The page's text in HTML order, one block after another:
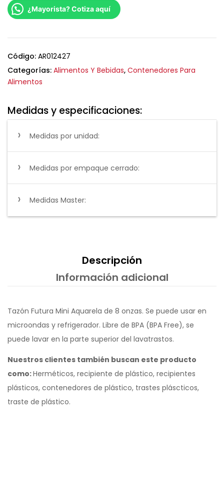
¿Mayorista? Cotiza aquí
Código: AR012427
Categorías: Alimentos Y Bebidas, Contenedores Para
Alimentos
Medidas y especificaciones:
Medidas por unidad:
Medidas por empaque cerrado:
Medidas Master:
Descripción
Información adicional
Tazón Futura Mini Aquarela de 8 onzas. Se puede usar en
microondas y refrigerador. Libre de BPA (BPA Free), se
puede lavar en la parte superior del lavatrastos.
Nuestros clientes también buscan este producto
como:Herméticos, recipiente de plástico, recipientes
plásticos, contenedores de plástico, trastes pláscticos,
traste de plástico.